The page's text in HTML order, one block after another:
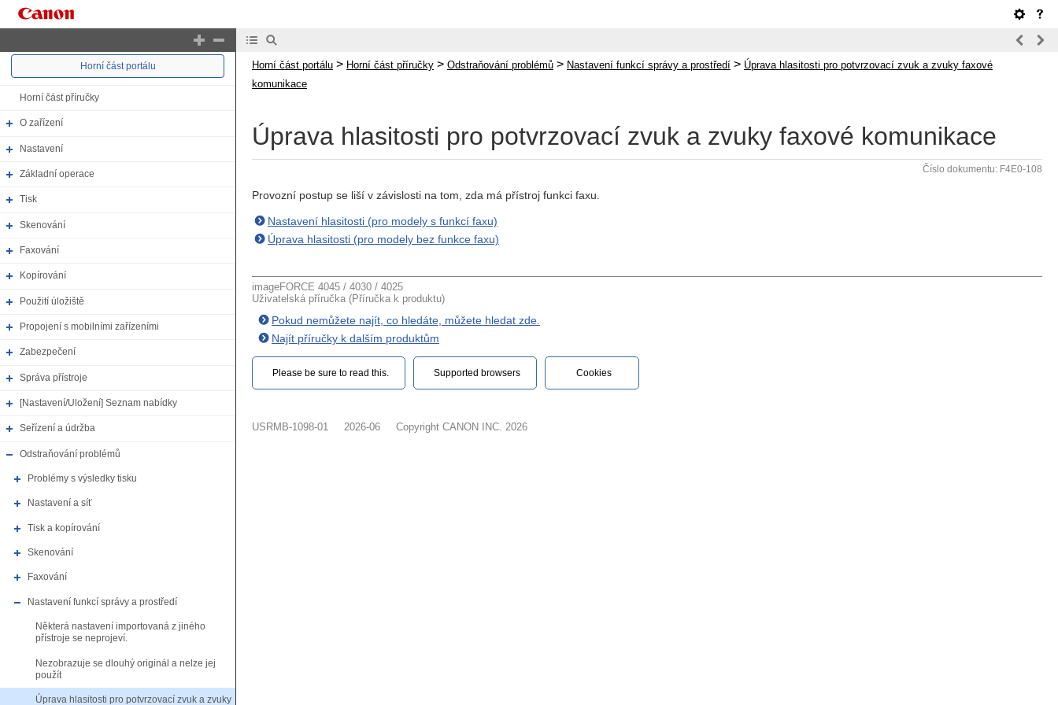
Horní část portálu
Horní část příručky
O zařízení
Nastavení
Základní operace
Tisk
Skenování
Faxování
Kopírování
Použití úložiště
Propojení s mobilními zařízeními
Zabezpečení
Správa přístroje
[Nastavení/Uložení] Seznam nabídky
Seřízení a údržba
Odstraňování problémů
Problémy s výsledky tisku
Nastavení a síť
Tisk a kopírování
Skenování
Faxování
Nastavení funkcí správy a prostředí
Některá nastavení importovaná z jiného
přístroje se neprojeví.
Nezobrazuje se dlouhý originál a nelze jej
použít
Úprava hlasitosti pro potvrzovací zvuk a zvuky
Horní část portálu > Horní část příručky > Odstraňování problémů > Nastavení funkcí správy a prostředí > Úprava hlasitosti pro potvrzovací zvuk a zvuky faxové
komunikace
Úprava hlasitosti pro potvrzovací zvuk a zvuky faxové komunikace
Číslo dokumentu: F4E0-108
Provozní postup se liší v závislosti na tom, zda má přístroj funkci faxu.
Nastavení hlasitosti (pro modely s funkcí faxu)
Úprava hlasitosti (pro modely bez funkce faxu)
imageFORCE 4045 / 4030 / 4025
Uživatelská příručka (Příručka k produktu)
Pokud nemůžete najít, co hledáte, můžete hledat zde.
Najít příručky k dalším produktům
Please be sure to read this.‎ Supported browsers Cookies
USRMB-1098-01 2026-06 Copyright CANON INC. 2026